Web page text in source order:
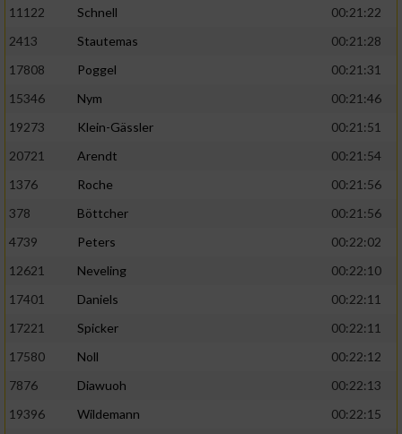
11122
Schnell
00:21:22
2413
Stautemas
00:21:28
17808
Poggel
00:21:31
15346
Nym
00:21:46
19273
Klein-Gässler
00:21:51
20721
Arendt
00:21:54
1376
Roche
00:21:56
378
Böttcher
00:21:56
4739
Peters
00:22:02
12621
Neveling
00:22:10
17401
Daniels
00:22:11
17221
Spicker
00:22:11
17580
Noll
00:22:12
7876
Diawuoh
00:22:13
19396
Wildemann
00:22:15